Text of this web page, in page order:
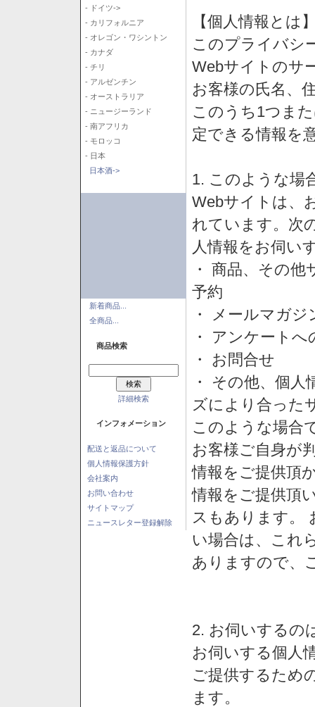
- ドイツ->
- カリフォルニア
- オレゴン・ワシントン
- カナダ
- チリ
- アルゼンチン
- オーストラリア
- ニュージーランド
- 南アフリカ
- モロッコ
- 日本
日本酒->
新着商品...
全商品...
商品検索
詳細検索
インフォメーション
配送と返品について
個人情報保護方針
会社案内
お問い合わせ
サイトマップ
ニュースレター登録解除
【個人情報とは
このプライバシ
Webサイトのサ
お客様の氏名、
このうち1つま
定できる情報を
1. このような場
Webサイトは、
れています。次
人情報をお伺い
・ 商品、その
予約
・ メールマガ
・ アンケートへ
・ お問合せ
・ その他、個
ズにより合った
このような場合
お客様ご自身が
情報をご提供頂
情報をご提供頂
スもあります。
い場合は、これ
ありますので、
2. お伺いするの
お伺いする個人
ご提供するため
ます。